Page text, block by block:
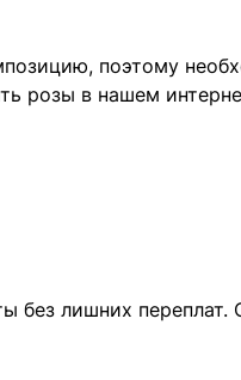
поэтому
розы в нашем
без лишних